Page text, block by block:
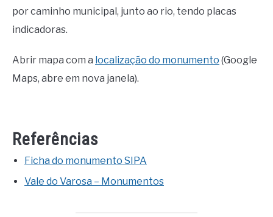
por caminho municipal, junto ao rio, tendo placas
indicadoras.
Abrir mapa com a localização do monumento (Google
Maps, abre em nova janela).
Referências
Ficha do monumento SIPA
Vale do Varosa – Monumentos